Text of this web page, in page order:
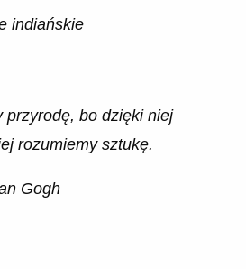
indiańskie
przyrodę, bo dzięki niej
rozumiemy sztukę.
Gogh